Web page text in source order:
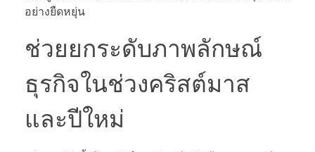
อย่างยืดหยุ่น
ช่วยยกระดับภาพลักษณ์
ธุรกิจในช่วงคริสต์มาส
และปีใหม่